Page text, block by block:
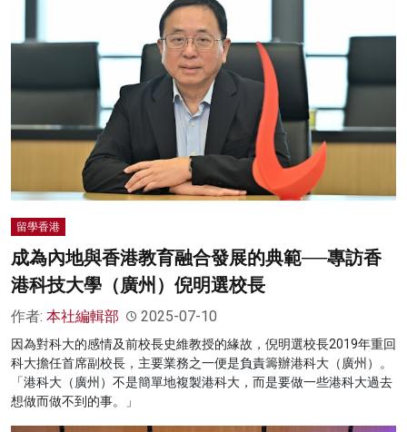
留學香港
成為內地與香港教育融合發展的典範──專訪香
港科技大學（廣州）倪明選校長
作者: 本社編輯部 2025-07-10
因為對科大的感情及前校長史維教授的緣故，倪明選校長2019年重回
科大擔任首席副校長，主要業務之一便是負責籌辦港科大（廣州）。
「港科大（廣州）不是簡單地複製港科大，而是要做一些港科大過去
想做而做不到的事。」